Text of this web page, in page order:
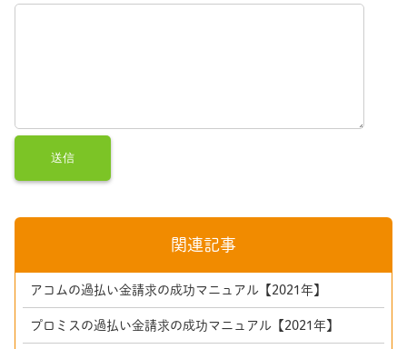
関連記事
アコムの過払い金請求の成功マニュアル【2021年】
プロミスの過払い金請求の成功マニュアル【2021年】